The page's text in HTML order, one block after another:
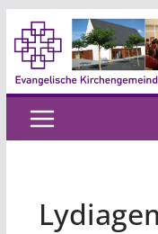
Zum
Inhalt
springen